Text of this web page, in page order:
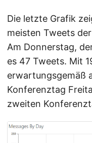
Die letzte Grafik
meisten Tweets
Am Donnerstag,
es 47 Tweets. Mit
erwartungsgemäß
Konferenztag
zweiten